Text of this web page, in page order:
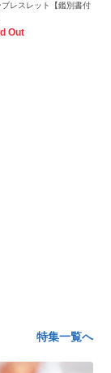
ブレスレット【鑑別書付
Out
特集一覧へ